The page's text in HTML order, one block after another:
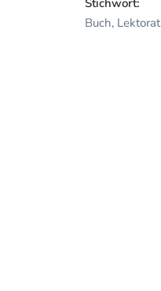
Buch, Lektorat